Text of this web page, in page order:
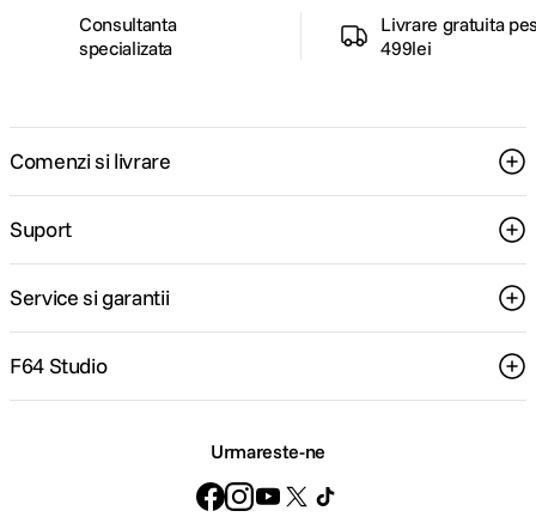
Consultanta
specializata
Livrare gratuita
499lei
Comenzi si livrare
Suport
Service si garantii
F64 Studio
Urmareste-ne